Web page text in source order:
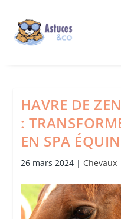
HAVRE DE
:
EN SPA ÉQUIN
26 mars 2024| Chevaux